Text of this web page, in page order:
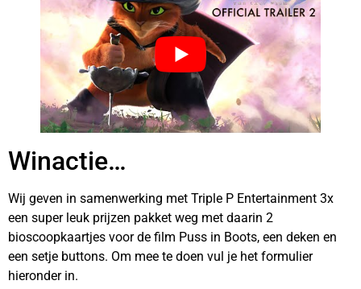
Winactie…
Wij geven in samenwerking met Triple P Entertainment 3x
een super leuk prijzen pakket weg met daarin 2
bioscoopkaartjes voor de film Puss in Boots, een deken en
een setje buttons. Om mee te doen vul je het formulier
hieronder in.